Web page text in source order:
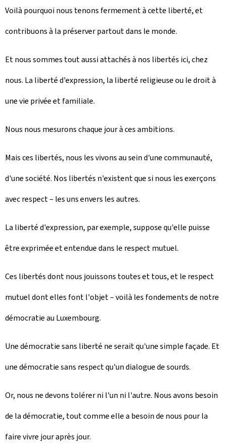
Voilà pourquoi nous tenons fermement à cette liberté, et
contribuons à la préserver partout dans le monde.
Et nous sommes tout aussi attachés à nos libertés ici, chez
nous. La liberté d'expression, la liberté religieuse ou le droit à
une vie privée et familiale.
Nous nous mesurons chaque jour à ces ambitions.
Mais ces libertés, nous les vivons au sein d'une communauté,
d'une société. Nos libertés n'existent que si nous les exerçons
avec respect – les uns envers les autres.
La liberté d'expression, par exemple, suppose qu'elle puisse
être exprimée et entendue dans le respect mutuel.
Ces libertés dont nous jouissons toutes et tous, et le respect
mutuel dont elles font l'objet – voilà les fondements de notre
démocratie au Luxembourg.
Une démocratie sans liberté ne serait qu'une simple façade. Et
une démocratie sans respect qu'un dialogue de sourds.
Or, nous ne devons tolérer ni l'un ni l'autre. Nous avons besoin
de la démocratie, tout comme elle a besoin de nous pour la
faire vivre jour après jour.